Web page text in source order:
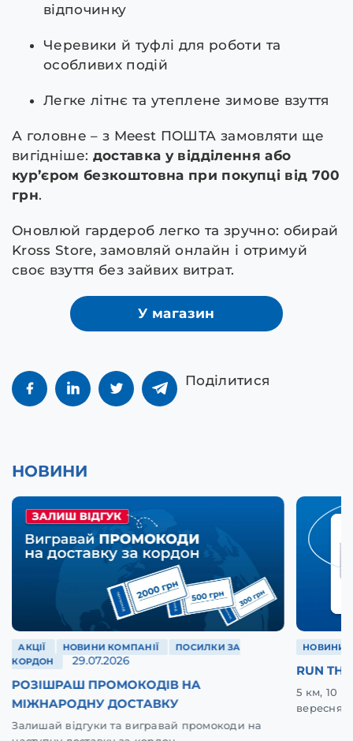
відпочинку
Черевики й туфлі для роботи та
особливих подій
Легке літнє та утеплене зимове взуття
А головне – з Meest ПОШТА замовляти ще
вигідніше: доставка у відділення або
кур’єром безкоштовна при покупці від 700
грн.
Оновлюй гардероб легко та зручно: обирай
Kross Store, замовляй онлайн і отримуй
своє взуття без зайвих витрат.
У магазин
Поділитися
НОВИНИ
АКЦІЇ НОВИНИ КОМПАНІЇ
ПОСИЛКИ ЗА
КОРДОН
29.07.2026
РОЗІШРАШ ПРОМОКОДІВ НА
МІЖНАРОДНУ ДОСТАВКУ
Залишай відгуки та вигравай промокоди на
НОВИНИ
RUN
5 км, 10
вересня